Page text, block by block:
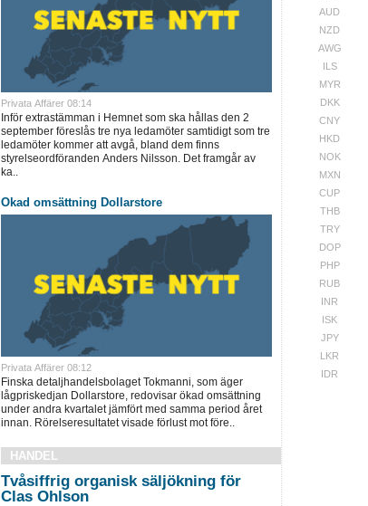
Privata Affärer 08:14
Inför extrastämman i Hemnet som ska hållas den 2
september föreslås tre nya ledamöter samtidigt som tre
ledamöter kommer att avgå, bland dem finns
styrelseordföranden Anders Nilsson. Det framgår av
ka..
Ökad omsättning Dollarstore
Privata Affärer 08:12
Finska detaljhandelsbolaget Tokmanni, som äger
lågpriskedjan Dollarstore, redovisar ökad omsättning
under andra kvartalet jämfört med samma period året
innan. Rörelseresultatet visade förlust mot före..
HANDEL
Tvåsiffrig organisk säljökning för
Clas Ohlson
AUD
NZD
AWG
ILS
MYR
DKK
CNY
HKD
NOK
MXN
CUP
THB
TRY
DOP
PHP
RUB
INR
ISK
JPY
LKR
IDR